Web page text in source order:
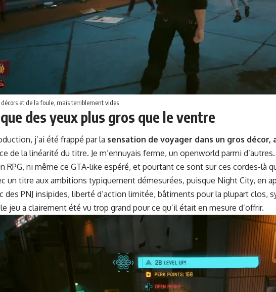
et de la foule, mais ter­ri­ble­ment vides
des yeux plus gros que le ventre
j’ai été frap­pé par la sen­sa­tion de voy­ager dans un gros
de la linéar­ité du titre. Je m’ennuyais ferme, un open­world par­mi
RPG, ni même ce GTA-like espéré, et pour­tant ce sont sur ces cordes-là
un titre aux ambi­tions typ­ique­ment démesurées, puisque Night City, en
des PNJ insipi­des, lib­erté d’action lim­itée, bâti­ments pour la plu­part
jeu a claire­ment été vu trop grand pour ce qu’il était en mesure d’offrir.